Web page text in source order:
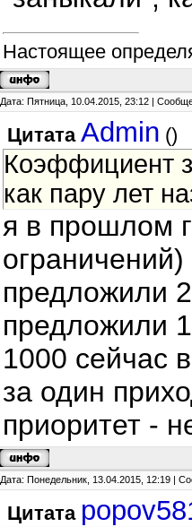
Настоящее
Дата: Пятница, 10.04.2015, 23:12 |
Цитата Admin ()
Коэффициент
как пару лет
я в прошлом
ограничений)
предложили
предложили
1000 сейчас
за один
приоритет -
Дата: Понедельник, 13.04.2015, 12:19 |
Цитата